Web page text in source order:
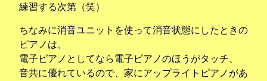
練習する次第（笑）
ちなみに消音ユニットを使って消音状態にしたときの
ピアノは、
電子ピアノとしてなら電子ピアノのほうがタッチ、
音共に優れているので、家にアップライトピアノがあ